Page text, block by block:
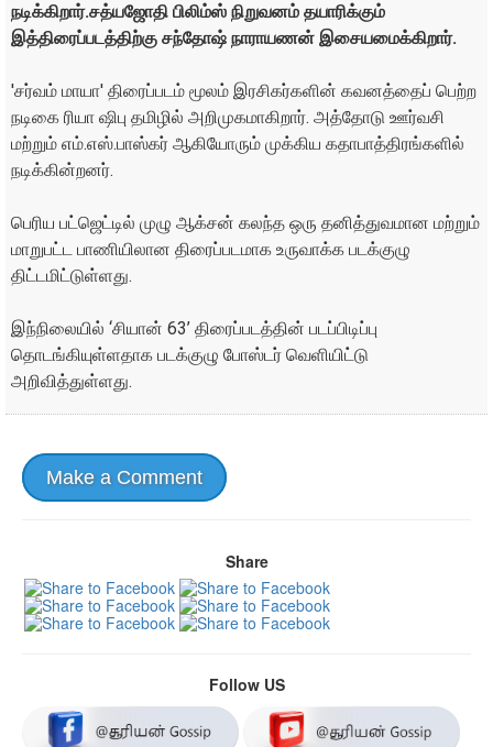
நடிக்கிறார்.சத்யஜோதி பிலிம்ஸ் நிறுவனம் தயாரிக்கும்
இத்திரைப்படத்திற்கு சந்தோஷ் நாராயணன் இசையமைக்கிறார்.
'சர்வம் மாயா' திரைப்படம் மூலம் இரசிகர்களின் கவனத்தைப் பெற்ற
நடிகை ரியா ஷிபு தமிழில் அறிமுகமாகிறார். அத்தோடு ஊர்வசி
மற்றும் எம்.எஸ்.பாஸ்கர் ஆகியோரும் முக்கிய கதாபாத்திரங்களில்
நடிக்கின்றனர்.
பெரிய பட்ஜெட்டில் முழு ஆக்சன் கலந்த ஒரு தனித்துவமான மற்றும்
மாறுபட்ட பாணியிலான திரைப்படமாக உருவாக்க படக்குழு
திட்டமிட்டுள்ளது.
இந்நிலையில் ‘சியான் 63’ திரைப்படத்தின் படப்பிடிப்பு
தொடங்கியுள்ளதாக படக்குழு போஸ்டர் வெளியிட்டு
அறிவித்துள்ளது.
Make a Comment
Share
Follow US